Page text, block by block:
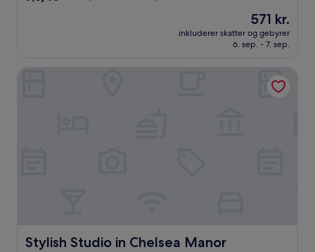
anmeldelser)
Prisen
er
571 kr.
571 kr.
inkluderer skatter og gebyrer
6. sep. - 7. sep.
Stylish Studio in Chelsea Manor
Stylish Studio in Chelsea Manor